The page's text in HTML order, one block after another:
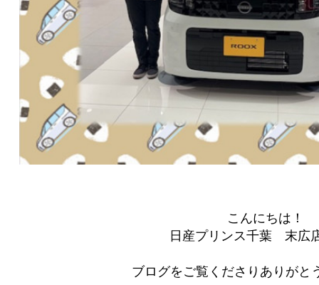
こんにちは！
日産プリンス千葉 末広
ブログをご覧くださりありがと